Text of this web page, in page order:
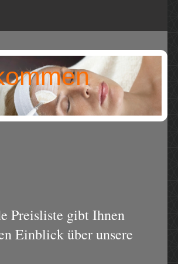
Preisliste gibt Ihnen
Einblick über unsere